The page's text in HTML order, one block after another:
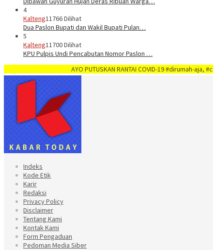
4
Kalteng11766 Dilihat
Dua Paslon Bupati dan Wakil Bupati Pulan…
5
Kalteng11700 Dilihat
KPU Pulpis Undi Pencabutan Nomor Paslon …
AYO PUTUSKAN RANTAI COVID-19 #dirumah-aja, #cuci-
Indeks
Kode Etik
Karir
Redaksi
Privacy Policy
Disclaimer
Tentang Kami
Kontak Kami
Form Pengaduan
Pedoman Media Siber